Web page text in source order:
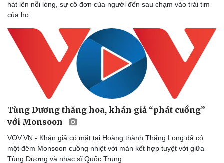
hát lên nỗi lòng, sự cô đơn của người đến sau chạm vào trái tim
của họ.
Tùng Dương thăng hoa, khán giả “phát cuồng”
với Monsoon
VOV.VN - Khán giả có mặt tại Hoàng thành Thăng Long đã có
một đêm Monsoon cuồng nhiệt với màn kết hợp tuyệt vời giữa
Tùng Dương và nhạc sĩ Quốc Trung.